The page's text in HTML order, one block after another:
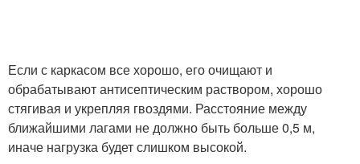
Если с каркасом все хорошо, его очищают и
обрабатывают антисептическим раствором, хорошо
стягивая и укрепляя гвоздями. Расстояние между
ближайшими лагами не должно быть больше 0,5 м,
иначе нагрузка будет слишком высокой.